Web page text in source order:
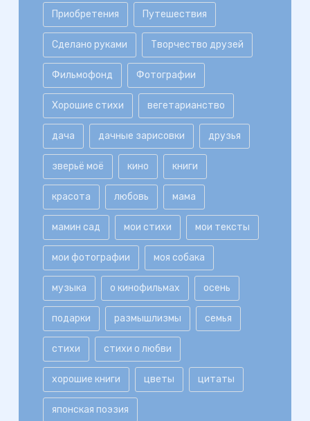
Приобретения Путешествия
Сделано руками Творчество друзей
Фильмофонд Фотографии
Хорошие стихи вегетарианство
дача дачные зарисовки друзья
зверьё моё кино книги
красота любовь мама
мамин сад мои стихи мои тексты
мои фотографии моя собака
музыка о кинофильмах осень
подарки размышлизмы семья
стихи стихи о любви
хорошие книги цветы цитаты
японская поэзия